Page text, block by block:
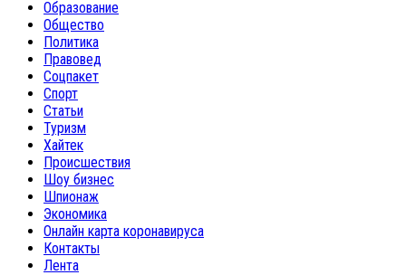
Образование
Общество
Политика
Правовед
Соцпакет
Спорт
Статьи
Туризм
Хайтек
Происшествия
Шоу бизнес
Шпионаж
Экономика
Онлайн карта коронавируса
Контакты
Лента